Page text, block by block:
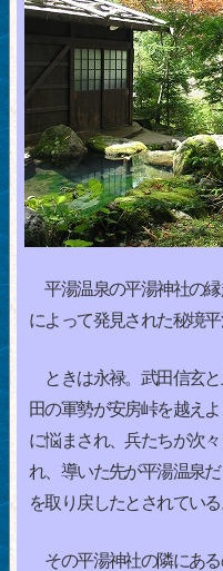
平湯温泉の平湯神社の
によって発見された秘境平
ときは永禄。武田信玄
田の軍勢が安房峠を越え
に悩まされ、兵たちが次
れ、導いた先が平湯温泉
を取り戻したとされている
その平湯神社の隣にある